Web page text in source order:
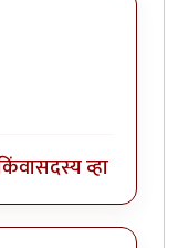
सदस्य व्हा